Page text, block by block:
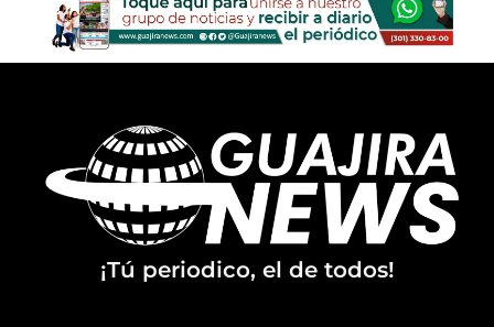
¡Tú periodico, el de todos!